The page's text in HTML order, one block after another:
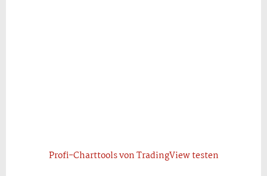
Profi-Charttools von TradingView testen